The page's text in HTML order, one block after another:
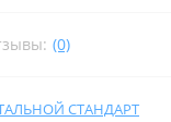
(0)
СТАНДАРТ